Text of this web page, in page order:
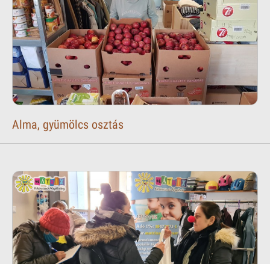
Alma, gyümölcs osztás